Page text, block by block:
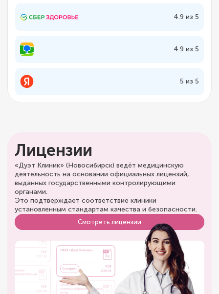
4.9 из 5
4.9 из 5
5 из 5
Лицензии
«Дуэт Клиник» (Новосибирск) ведёт медицинскую
деятельность на основании официальных лицензий,
выданных государственными контролирующими
органами.
Это подтверждает соответствие клиники
установленным стандартам качества и безопасности.
Смотреть лицензии